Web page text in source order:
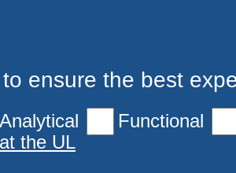
ensure the best
Analytical Functional
the UL